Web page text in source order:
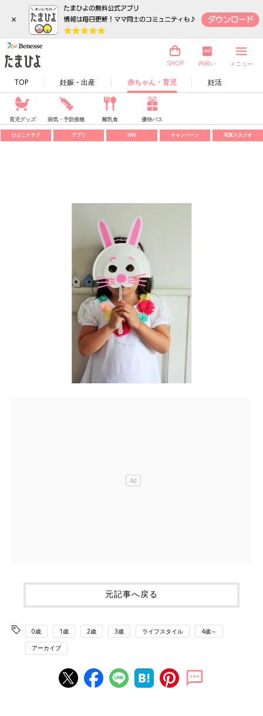
×
TOP 妊娠・出産 赤ちゃん・育児 妊活
SHOP 内祝い メニュー
育児グッズ 病気・予防接種 離乳食 優待パス
ひよこクラブ アプリ SNS キャンペーン 写真スタジオ
元記事へ戻る
0歳 1歳 2歳 3歳 ライフスタイル 4歳～
アーカイブ